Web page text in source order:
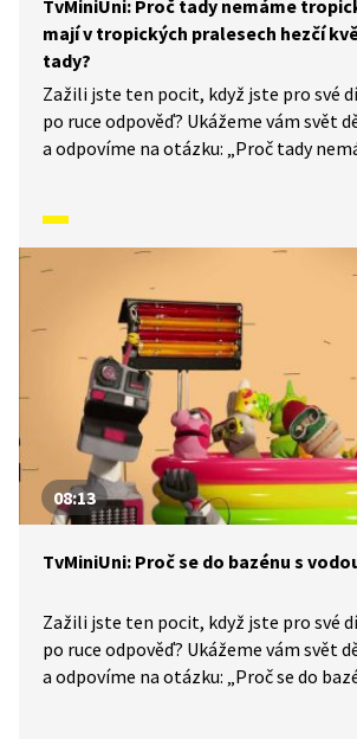
TvMiniUni: Proč tady nemáme
mají v tropických pralesech hezčí
tady?
Zažili jste ten pocit, když jste pro své
po ruce odpověď? Ukážeme vám svět
a odpovíme na otázku: „Proč tady
08:13
TvMiniUni: Proč se do bazénu s
Zažili jste ten pocit, když jste pro své
po ruce odpověď? Ukážeme vám svět
a odpovíme na otázku: „Proč se do